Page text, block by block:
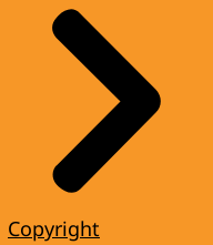
Copyright